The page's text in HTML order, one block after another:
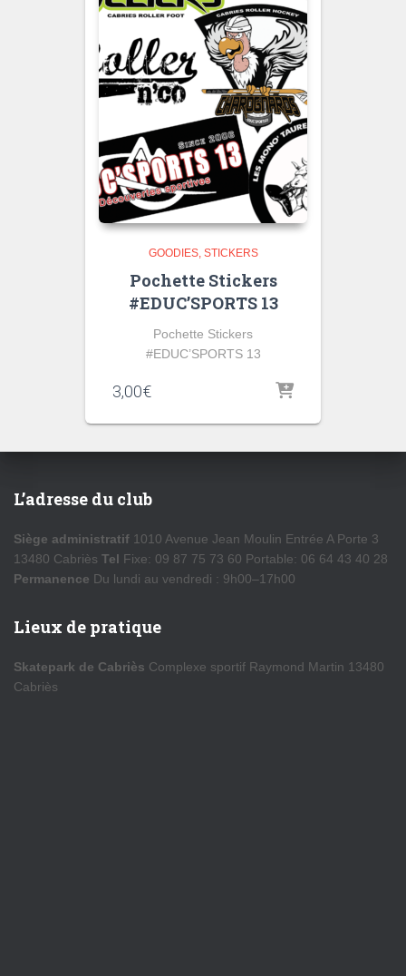
GOODIES STICKERS
Pochette Stickers
#EDUC’SPORTS 13
Pochette Stickers
#EDUC’SPORTS 13
3,00€
L’adresse du club
Siège administratif 1010 Avenue Jean Moulin Entrée A Porte 3
13480 Cabriès Tel Fixe: 09 87 75 73 60 Portable: 06 64 43 40 28
Permanence Du lundi au vendredi : 9h00–17h00
Lieux de pratique
Skatepark de Cabriès Complexe sportif Raymond Martin 13480
Cabriès